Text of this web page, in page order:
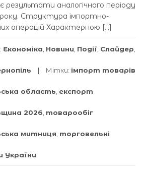
результати аналогічного періоду
року. Структура імпортно-
операцій Характерною […]
Економіка Новини Події Слайдер
Мітки: імпорт товарів
область експорт
2026 товарообіг
митниця торговельні
України